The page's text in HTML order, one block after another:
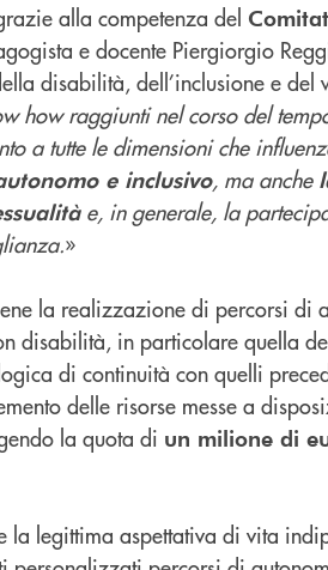
alla competenza del
e docente Piergiorgio
disabilità, dell’inclusione e
how raggiunti nel corso del
a tutte le dimensioni che
e inclusivo, ma anche
e, in generale, la
»
la realizzazione di percorsi di
disabilità, in particolare quella
di continuità con quelli
delle risorse messe a
la quota di un milione di
la legittima aspettativa di vita